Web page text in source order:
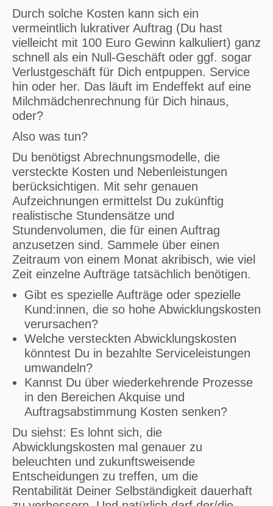
Durch solche Kosten kann sich ein
vermeintlich lukrativer Auftrag (Du hast
vielleicht mit 100 Euro Gewinn kalkuliert) ganz
schnell als ein Null-Geschäft oder ggf. sogar
Verlustgeschäft für Dich entpuppen. Service
hin oder her. Das läuft im Endeffekt auf eine
Milchmädchenrechnung für Dich hinaus,
oder?
Also was tun?
Du benötigst Abrechnungsmodelle, die
versteckte Kosten und Nebenleistungen
berücksichtigen. Mit sehr genauen
Aufzeichnungen ermittelst Du zukünftig
realistische Stundensätze und
Stundenvolumen, die für einen Auftrag
anzusetzen sind. Sammele über einen
Zeitraum von einem Monat akribisch, wie viel
Zeit einzelne Aufträge tatsächlich benötigen.
Gibt es spezielle Aufträge oder spezielle
Kund:innen, die so hohe Abwicklungskosten
verursachen?
Welche versteckten Abwicklungskosten
könntest Du in bezahlte Serviceleistungen
umwandeln?
Kannst Du über wiederkehrende Prozesse
in den Bereichen Akquise und
Auftragsabstimmung Kosten senken?
Du siehst: Es lohnt sich, die
Abwicklungskosten mal genauer zu
beleuchten und zukunftsweisende
Entscheidungen zu treffen, um die
Rentabilität Deiner Selbständigkeit dauerhaft